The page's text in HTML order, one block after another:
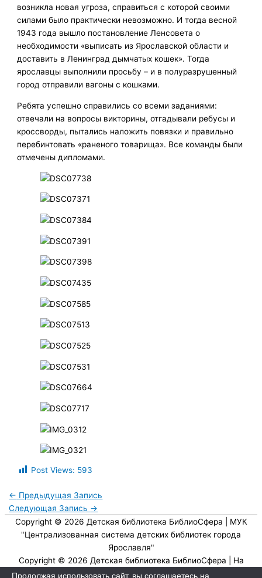
Продолжая использовать сайт, вы соглашаетесь на
возникла новая угроза, справиться с которой своими
силами было практически невозможно. И тогда весной
1943 года вышло постановление Ленсовета о
необходимости «выписать из Ярославской области и
доставить в Ленинград дымчатых кошек». Тогда
ярославцы выполнили просьбу – и в полуразрушенный
город отправили вагоны с кошками.
Ребята успешно справились со всеми заданиями:
отвечали на вопросы викторины, отгадывали ребусы и
кроссворды, пытались наложить повязки и правильно
перебинтовать «раненого товарища». Все команды были
отмечены дипломами.
Post Views: 593
← Предыдущая Запись
Следующая Запись →
Copyright © 2026 Детская библиотека БиблиоСфера | МУК
"Централизованная система детских библиотек города
Ярославля"
Copyright © 2026 Детская библиотека БиблиоСфера | На
платформе Astra WordPress тема